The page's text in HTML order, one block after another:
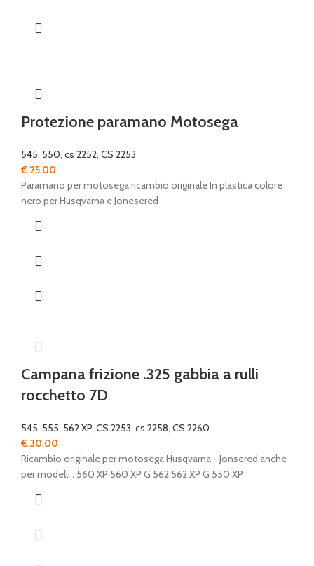
Protezione paramano Motosega
545, 550, cs 2252, CS 2253
€ 25,00
Paramano per motosega ricambio originale In plastica colore
nero per Husqvarna e Jonesered
Campana frizione .325 gabbia a rulli
rocchetto 7D
545, 555, 562 XP, CS 2253, cs 2258, CS 2260
€ 30,00
Ricambio originale per motosega Husqvarna - Jonsered anche
per modelli : 560 XP 560 XP G 562 562 XP G 550 XP